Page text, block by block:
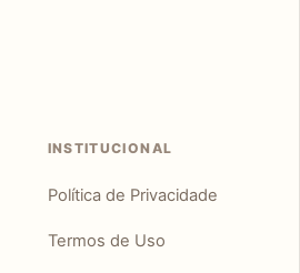
INSTITUCIONAL
Política de Privacidade
Termos de Uso